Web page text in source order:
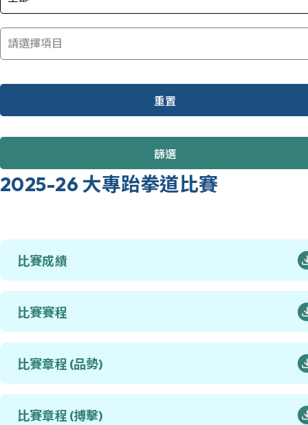
請選擇項目
重置
篩選
2025-26 大專跆拳道比賽
比賽成績
比賽賽程
比賽章程 (品勢)
比賽章程 (搏擊)